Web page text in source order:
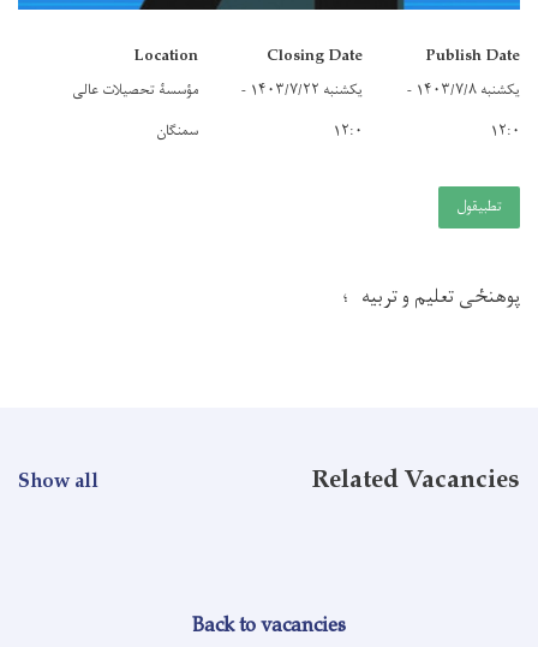
Publish Date
یکشنبه ۱۴۰۳/۷/۸ -
۱۲:۰
Closing Date
یکشنبه ۱۴۰۳/۷/۲۲ -
۱۲:۰
Location
مؤسسۀ تحصیلات عالی
سمنگان
تطبيقول
پوهنځی تعلیم و تربیه ؛
Related Vacancies
Show all
Back to vacancies